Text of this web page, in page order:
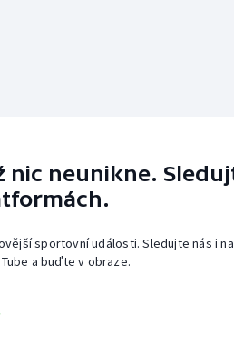
nic neunikne.
sportovní události. Sledujte nás i
a buďte v obraze.